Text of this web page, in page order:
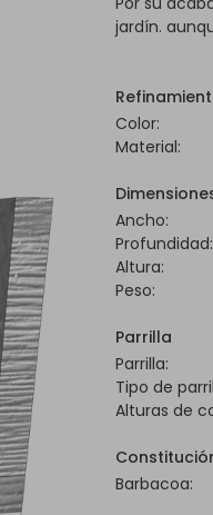
jardín.
Color:
Material:
Ancho:
Profundidad:
Altura:
Peso:
Parrilla
Parrilla:
Tipo de
Alturas de
Barbacoa: